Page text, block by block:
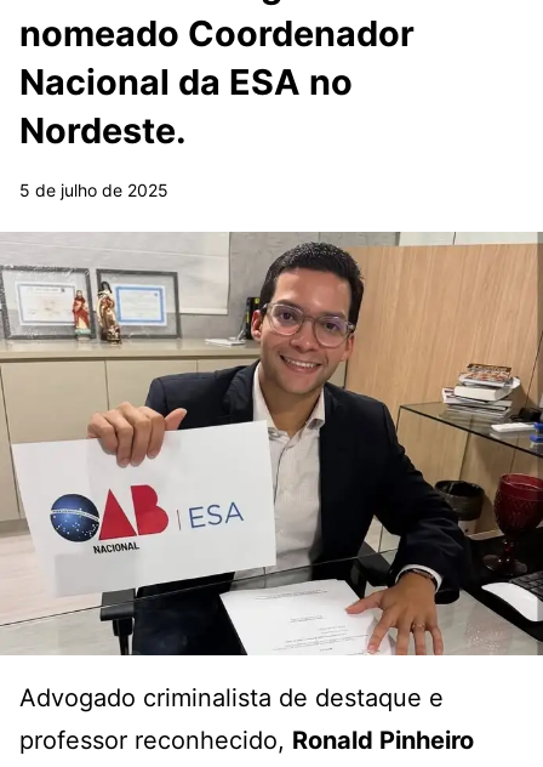
nomeado Coordenador
Nacional da ESA no
Nordeste.
5 de julho de 2025
Advogado criminalista de destaque e
professor reconhecido, Ronald Pinheiro